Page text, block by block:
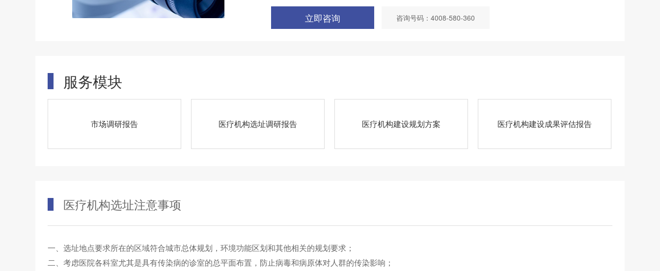
立即咨询 咨询号码：4008-580-360
服务模块
市场调研报告 医疗机构选址调研报告 医疗机构建设规划方案 医疗机构建设成果评估报告
医疗机构选址注意事项
一、选址地点要求所在的区域符合城市总体规划，环境功能区划和其他相关的规划要求；
二、考虑医院各科室尤其是具有传染病的诊室的总平面布置，防止病毒和病原体对人群的传染影响；